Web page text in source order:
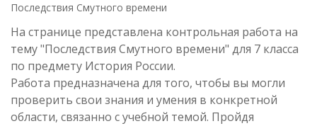
Последствия Смутного времени
На странице представлена контрольная работа на
тему "Последствия Смутного времени" для 7 класса
по предмету История России.
Работа предназначена для того, чтобы вы могли
проверить свои знания и умения в конкретной
области, связанно с учебной темой. Пройдя